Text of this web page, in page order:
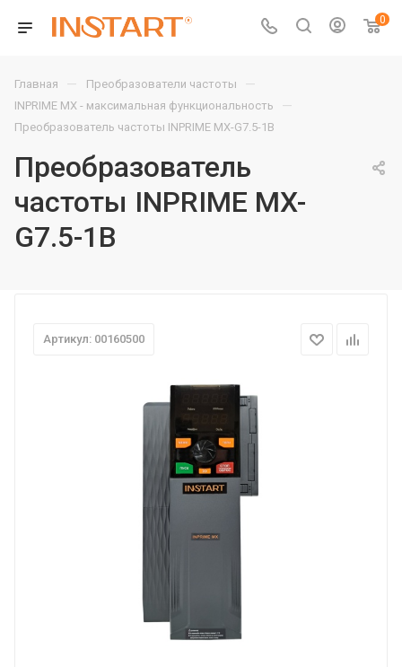
0
Главная — Преобразователи частоты —
INPRIME MX - максимальная функциональность —
Преобразователь частоты INPRIME MX-G7.5-1B
Преобразователь
частоты INPRIME MX-
G7.5-1B
Артикул: 00160500